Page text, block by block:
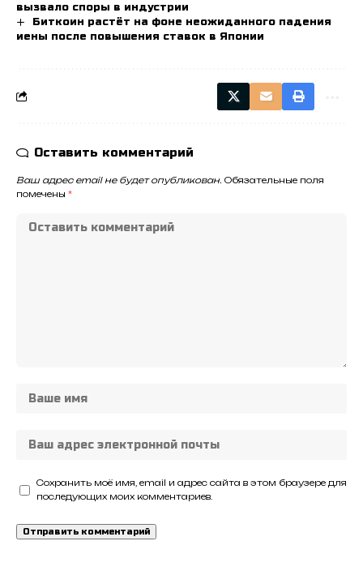
вызвало споры в индустрии
Биткоин растёт на фоне неожиданного падения
иены после повышения ставок в Японии
Оставить комментарий
Ваш адрес email не будет опубликован. Обязательные поля
помечены *
Сохранить моё имя, email и адрес сайта в этом браузере для
последующих моих комментариев.